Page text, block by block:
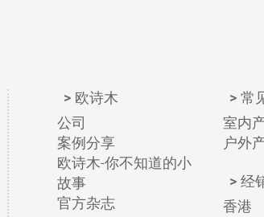
欧诗木
公司
案例分享
欧诗木-你不知道的小
故事
官方杂志
常
室内
户外
经
香港